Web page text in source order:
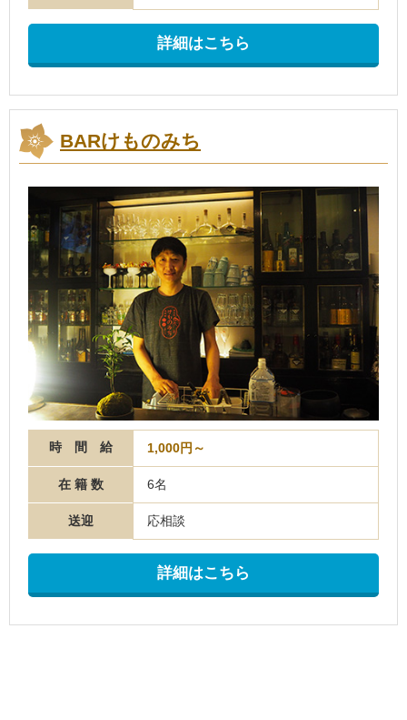
詳細はこちら
BARけものみち
時 間 給 1,000円～
在 籍 数 6名
送迎 応相談
詳細はこちら